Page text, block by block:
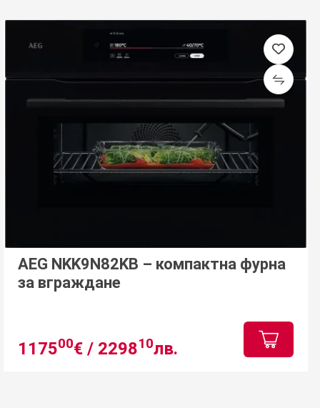
AEG NKK9N82KB – компактна фурна
за вграждане
117500€ / 229810лв.